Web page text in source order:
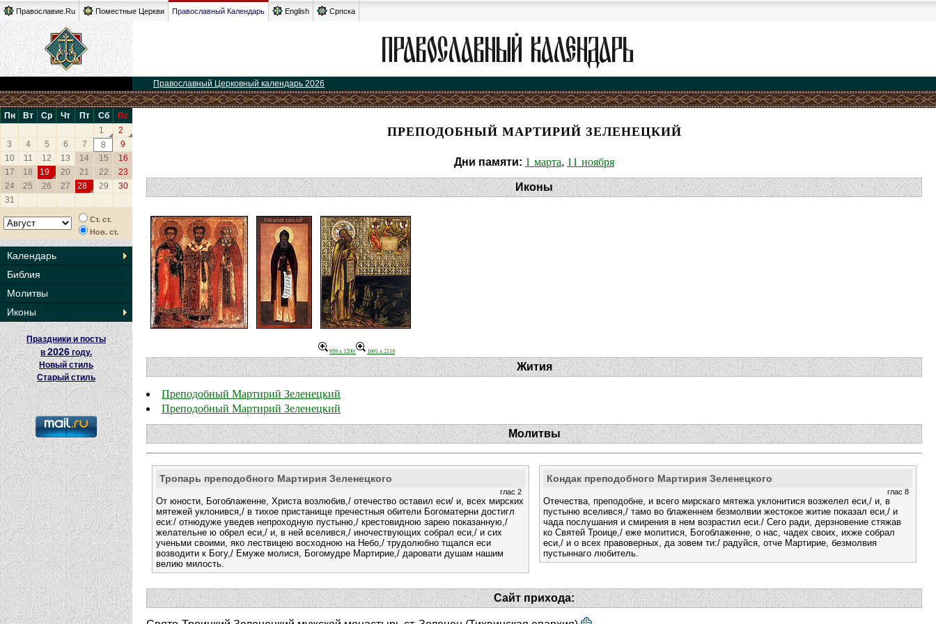
Православие.Ru Поместные Церкви Православный Календарь English Српска
Православный Церковный календарь 2026
Пн Вт Ср Чт Пт Сб
Вс
1
2
3
4 5 6 7 8
9
10
11 12 13 14 15
16
17
18 19 20 21 22
23
24
25 26 27 28 29
30
31
Ст. ст.
Нов. ст.
Календарь
Библия
Молитвы
Иконы
Праздники и посты
в2026 году.
Новый стиль
Старый стиль
ПРЕПОДОБНЫЙ МАРТИРИЙ ЗЕЛЕНЕЦКИЙ
Дни памяти: 1 марта, 11 ноября
Иконы
958 x 1200 1691 x 2118
Жития
Преподобный Мартирий Зеленецкий
Преподобный Мартирий Зеленецкий
Молитвы
Тропарь преподобного Мартирия Зеленецкого
глас 2
От юности, Богоблаженне, Христа возлюбив,/ отечество оставил еси/ и, всех мирских
мятежей уклонився,/ в тихое пристанище пречестныя обители Богоматерни достигл
еси:/ отнюдуже уведев непроходную пустыню,/ крестовидною зарею показанную,/
желательне ю обрел еси,/ и, в ней вселився,/ иночествующих собрал еси,/ и сих
ученьми своими, яко лествицею восходною на Небо,/ трудолюбно тщался еси
возводити к Богу,/ Емуже молися, Богомудре Мартирие,/ даровати душам нашим
велию милость.
Кондак преподобного Мартирия Зеленецкого
глас 8
Отечества, преподобне, и всего мирскаго мятежа уклонитися возжелел еси,/ и, в
пустыню вселився,/ тамо во блаженнем безмолвии жестокое житие показал еси,/ и
чада послушания и смирения в нем возрастил еси./ Сего ради, дерзновение стяжав
ко Святей Троице,/ еже молитися, Богоблаженне, о нас, чадех своих, ихже собрал
еси,/ и о всех правоверных, да зовем ти:/ радуйся, отче Мартирие, безмолвия
пустыннаго любитель.
Сайт прихода: